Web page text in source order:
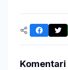
Komentari